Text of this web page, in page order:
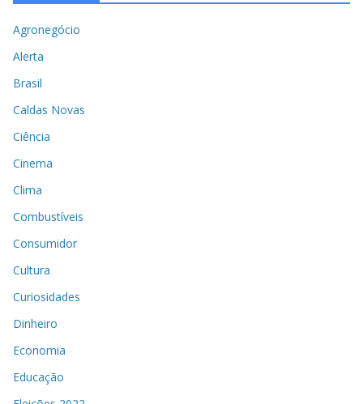
Agronegócio
Alerta
Brasil
Caldas Novas
Ciência
Cinema
Clima
Combustíveis
Consumidor
Cultura
Curiosidades
Dinheiro
Economia
Educação